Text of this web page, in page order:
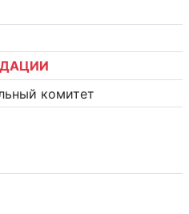
комитет